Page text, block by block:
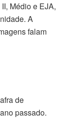
Médio e EJA,
A
falam
de
passado.